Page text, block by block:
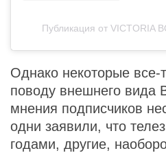
Публикация от VICTORIA
Однако некоторые все-
поводу внешнего вида
мнения подписчиков
одни заявили, что
годами, другие,